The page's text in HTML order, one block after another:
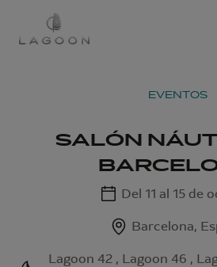
EVENTOS
SALÓN
Del 11 al 15 de
Barcelona,
Lagoon 42 , Lagoon 46 ,